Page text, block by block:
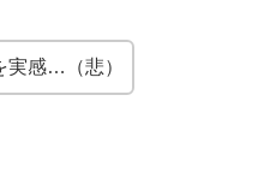
実感…（悲）